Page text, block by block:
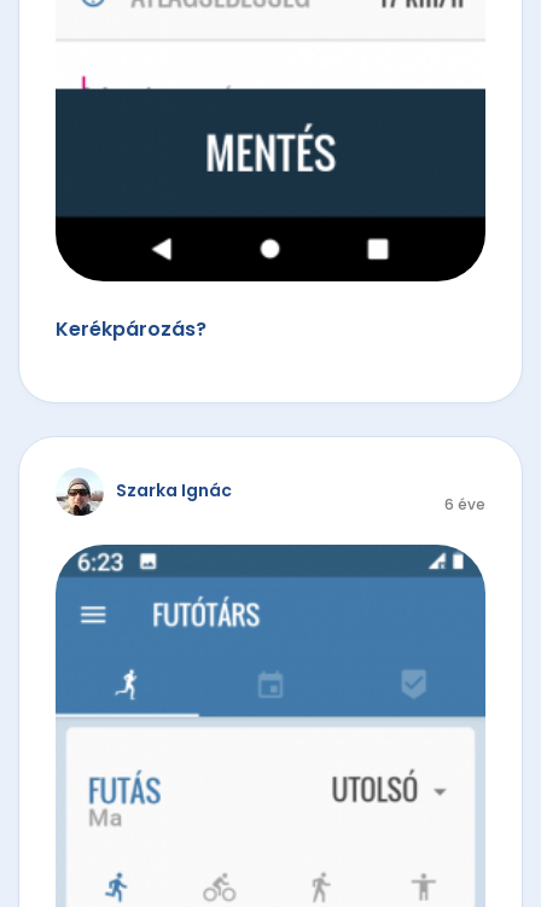
Kerékpározás?
Szarka Ignác
6 éve